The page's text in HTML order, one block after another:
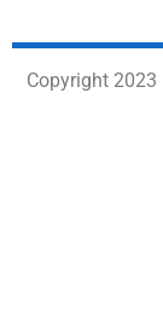
Copyright 2023